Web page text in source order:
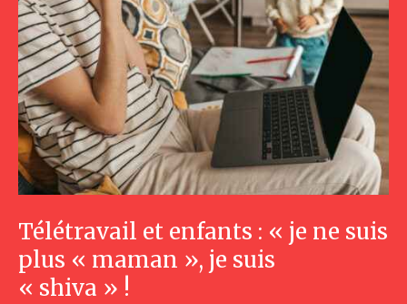
Télétravail et enfants : « je ne suis
plus « maman », je suis
« shiva » !